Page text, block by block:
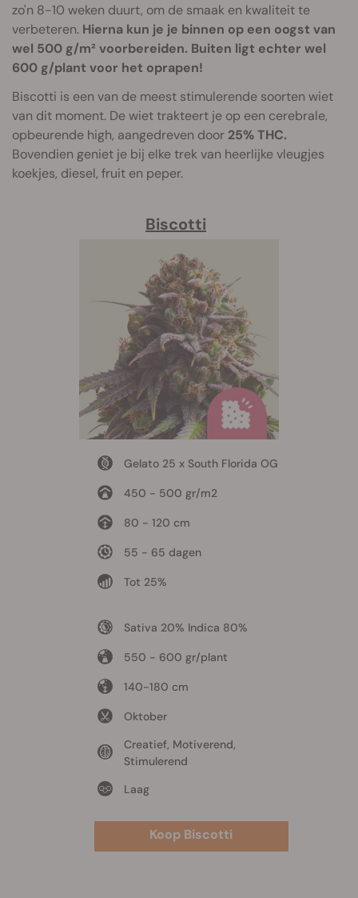
zo'n 8-10 weken duurt, om de smaak en kwaliteit te
verbeteren. Hierna kun je je binnen op een oogst van
wel 500 g/m² voorbereiden. Buiten ligt echter wel
600 g/plant voor het oprapen!
Biscotti is een van de meest stimulerende soorten wiet
van dit moment. De wiet trakteert je op een cerebrale,
opbeurende high, aangedreven door 25% THC.
Bovendien geniet je bij elke trek van heerlijke vleugjes
koekjes, diesel, fruit en peper.
Biscotti
Gelato 25 x South Florida OG
450 - 500 gr/m2
80 - 120 cm
55 - 65 dagen
Tot 25%
Sativa 20% Indica 80%
550 - 600 gr/plant
140-180 cm
Oktober
Creatief, Motiverend,
Stimulerend
Laag
Koop Biscotti